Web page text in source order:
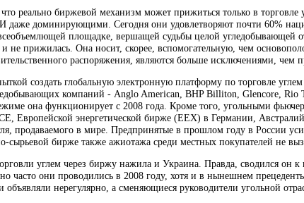
что реально биржевой механизм может прижиться только в
даже доминирующими. Сегодня они удовлетворяют почти 60%
площадке, вершащей судьбы целой угледобывающей
и не прижилась. Она носит, скорее, вспомогательную, чем
распоряжения, являются больше исключениями, чем
создать глобальную электронную платформу по торговле
компаний - Anglo American, BHP Billiton, Glencore, Rio
она функционирует с 2008 года. Кроме того, угольными
Европейской энергетической бирже (EEX) в Германии,
продаваемого в мире. Предпринятые в прошлом году в России
сырьевой бирже также ажиотажа среди местных покупателей не
углем через биржу нажила и Украина. Правда, сводился он
часто они проводились в 2008 году, хотя и в нынешнем
объявляли нерегулярно, а сменяющиеся руководители угольной